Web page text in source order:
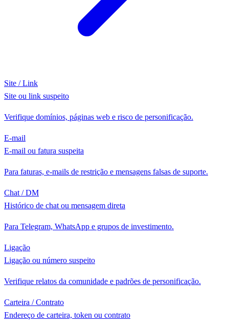
Site / Link
Site ou link suspeito
Verifique domínios, páginas web e risco de personificação.
E-mail
E-mail ou fatura suspeita
Para faturas, e-mails de restrição e mensagens falsas de suporte.
Chat / DM
Histórico de chat ou mensagem direta
Para Telegram, WhatsApp e grupos de investimento.
Ligação
Ligação ou número suspeito
Verifique relatos da comunidade e padrões de personificação.
Carteira / Contrato
Endereço de carteira, token ou contrato